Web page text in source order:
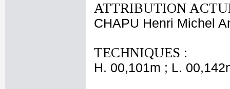
ATTRIBUTION
CHAPU Henri Michel
TECHNIQUES :
H. 00,101m ; L.